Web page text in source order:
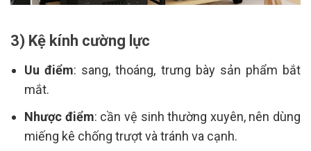
3) Kệ kính cường lực
Uu điểm: sang, thoáng, trưng bày sản phẩm bắt
mắt.
Nhược điểm: cần vệ sinh thường xuyên, nên dùng
miếng kê chống trượt và tránh va cạnh.